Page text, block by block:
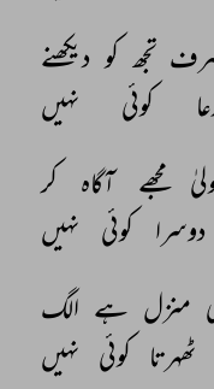
تجھ کو دیکھنے
کوئی
نہیں
مجھے آگاہ
کر
دوسرا کوئی
نہیں
منزل ہے الگ
ٹھہرتا کوئی نہیں